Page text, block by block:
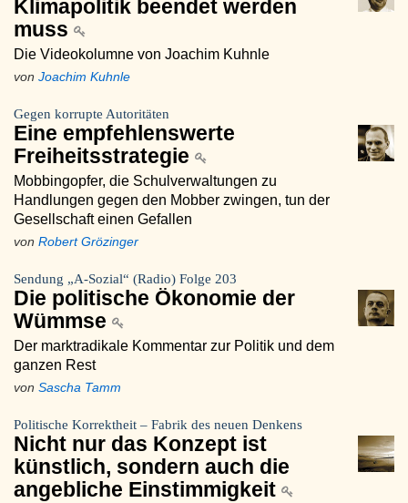
Klimapolitik beendet werden
muss
Die Videokolumne von Joachim Kuhnle
von Joachim Kuhnle
Gegen korrupte Autoritäten
Eine empfehlenswerte
Freiheitsstrategie
Mobbingopfer, die Schulverwaltungen zu
Handlungen gegen den Mobber zwingen, tun der
Gesellschaft einen Gefallen
von Robert Grözinger
Sendung „A-Sozial“ (Radio) Folge 203
Die politische Ökonomie der
Wümmse
Der marktradikale Kommentar zur Politik und dem
ganzen Rest
von Sascha Tamm
Politische Korrektheit – Fabrik des neuen Denkens
Nicht nur das Konzept ist
künstlich, sondern auch die
angebliche Einstimmigkeit